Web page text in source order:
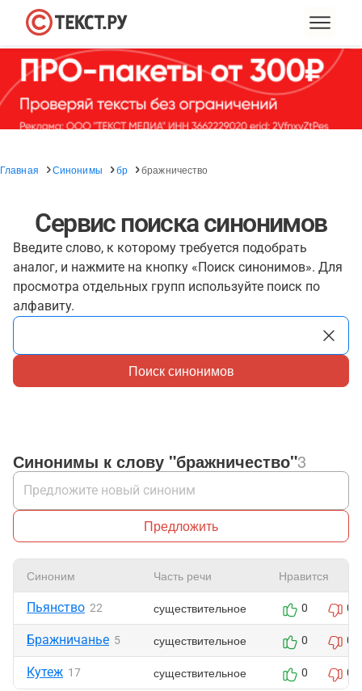
Главная Синонимы бр бражничество
Сервис поиска синонимов
Введите слово, к которому требуется подобрать
аналог, и нажмите на кнопку «Поиск синонимов». Для
просмотра отдельных групп используйте поиск по
алфавиту.
Поиск синонимов
Синонимы к слову "бражничество"3
Предложить
Синоним Часть речи Нравится
Пьянство 22 существительное 0 0
Бражничанье 5 существительное 0 0
Кутеж 17 существительное 0 0